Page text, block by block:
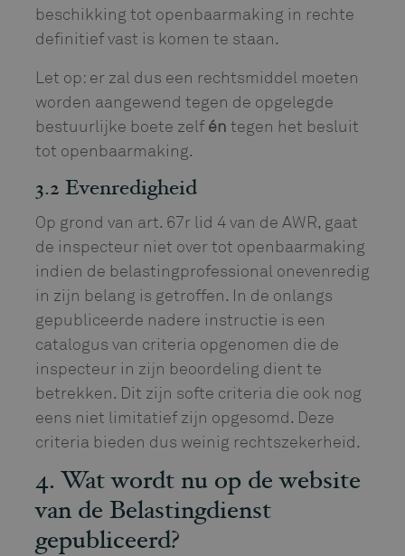
beschikking tot openbaarmaking in rechte
definitief vast is komen te staan.
Let op: er zal dus een rechtsmiddel moeten
worden aangewend tegen de opgelegde
bestuurlijke boete zelf én tegen het besluit
tot openbaarmaking.
3.2 Evenredigheid
Op grond van art. 67r lid 4 van de AWR, gaat
de inspecteur niet over tot openbaarmaking
indien de belastingprofessional onevenredig
in zijn belang is getroffen. In de onlangs
gepubliceerde nadere instructie is een
catalogus van criteria opgenomen die de
inspecteur in zijn beoordeling dient te
betrekken. Dit zijn softe criteria die ook nog
eens niet limitatief zijn opgesomd. Deze
criteria bieden dus weinig rechtszekerheid.
4. Wat wordt nu op de website
van de Belastingdienst
gepubliceerd?